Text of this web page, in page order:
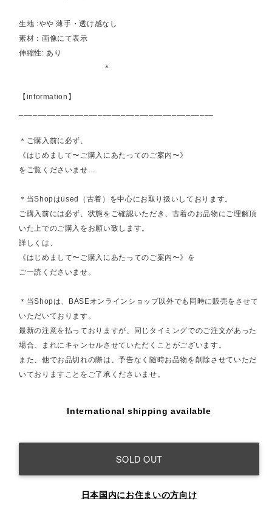
生地 :やや 薄手・透け感なし
素材：画像にて表示
伸縮性: あり
＊
【information】
＊ご購入前に必ず、
《はじめまして〜ご購入にあたってのご案内〜》
をご覧くださいませ…
＊当Shopはused（古着）を中心にお取り扱いしております。
ご購入前には必ず、状態をご確認いただき、古着のお品物にご理解頂
いた上でのご購入をお願い致します。
詳しくは、
《はじめまして〜ご購入にあたってのご案内〜》を
ご一読くださいませ。
＊当Shopは、BASEオンラインショップ以外でも同時に販売をさせて
いただいております。
最新の注意を払っておりますが、同じタイミングでのご注文があった
場合、まれにキャンセルさせていただくことがございます。
また、他でお品切れの際は、予告なく随時お品物を削除させていただ
いておりますことをご了承くださいませ。
International shipping available
SOLD OUT
日本国内にお住まいの方向け